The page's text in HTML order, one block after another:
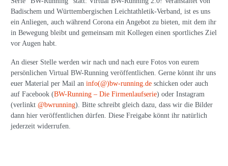
Badischem und Württembergischen Leichtathletik-Verband, ist es uns
ein Anliegen, auch während Corona ein Angebot zu bieten, mit dem ihr
in Bewegung bleibt und gemeinsam mit Kollegen einen sportliches Ziel
vor Augen habt.
An dieser Stelle werden wir nach und nach eure Fotos von eurem
persönlichen Virtual BW-Running veröffentlichen. Gerne könnt ihr uns
euer Material per Mail an info(@)bw-running.de schicken oder auch
auf Facebook (BW-Running – Die Firmenlaufserie) oder Instagram
(verlinkt @bwrunning). Bitte schreibt gleich dazu, dass wir die Bilder
dann hier veröffentlichen dürfen. Diese Freigabe könnt ihr natürlich
jederzeit widerrufen.